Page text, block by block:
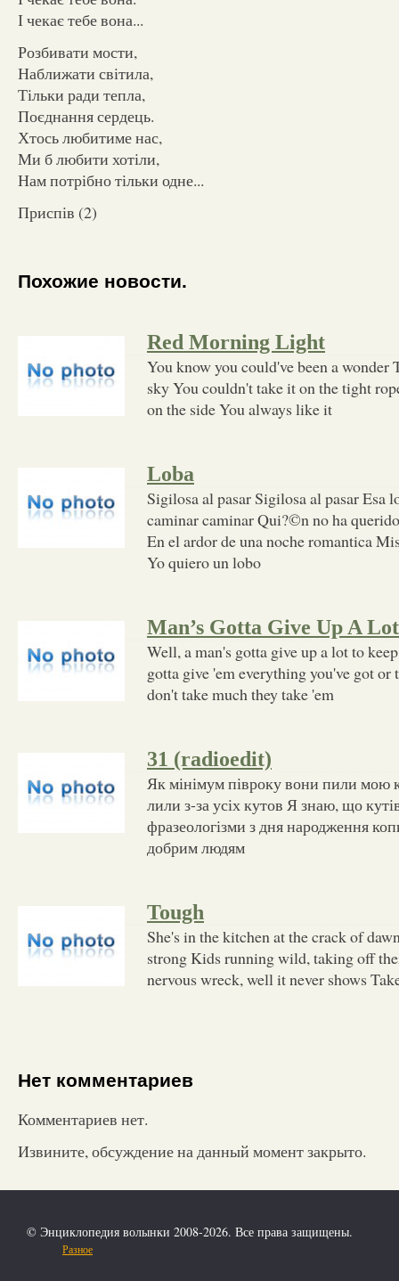
І чекає тебе вона...
Розбивати мости,
Наближати світила,
Тільки ради тепла,
Поєднання сердець.
Хтось любитиме нас,
Ми б любити хотіли,
Нам потрібно тільки одне...
Приспів (2)
Похожие новости.
Red Morning Light
You know you could've been a wonder
sky You couldn't take it on the tight
on the side You always like it
Loba
Sigilosa al pasar Sigilosa al pasar Esa
caminar caminar Qui?©n no ha
En el ardor de una noche romantica
Yo quiero un lobo
Man’s Gotta Give Up A Lot
Well, a man's gotta give up a lot to
gotta give 'em everything you've got
don't take much they take 'em
31 (radioedit)
Як мінімум півроку вони пили мою
лили з-за усіх кутов Я знаю, що
фразеологізми з дня народження
добрим людям
Tough
She's in the kitchen at the crack of
strong Kids running wild, taking off
nervous wreck, well it never shows
Нет комментариев
Комментариев нет.
Извините, обсуждение на данный момент закрыто.
© Энциклопедия волынки 2008-2026. Все права защищены.
Разное